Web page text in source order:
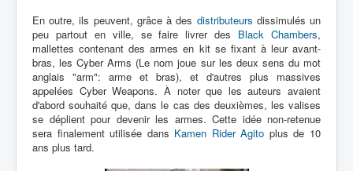
En outre, ils peuvent, grâce à des distributeurs dissimulés un
peu partout en ville, se faire livrer des Black Chambers,
mallettes contenant des armes en kit se fixant à leur avant-
bras, les Cyber Arms (Le nom joue sur les deux sens du mot
anglais "arm": arme et bras), et d'autres plus massives
appelées Cyber Weapons. À noter que les auteurs avaient
d'abord souhaité que, dans le cas des deuxièmes, les valises
se déplient pour devenir les armes. Cette idée non-retenue
sera finalement utilisée dans Kamen Rider Agito plus de 10
ans plus tard.